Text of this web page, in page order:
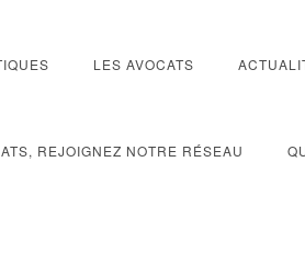
LES AVOCATS
REJOIGNEZ NOTRE RÉSEAU